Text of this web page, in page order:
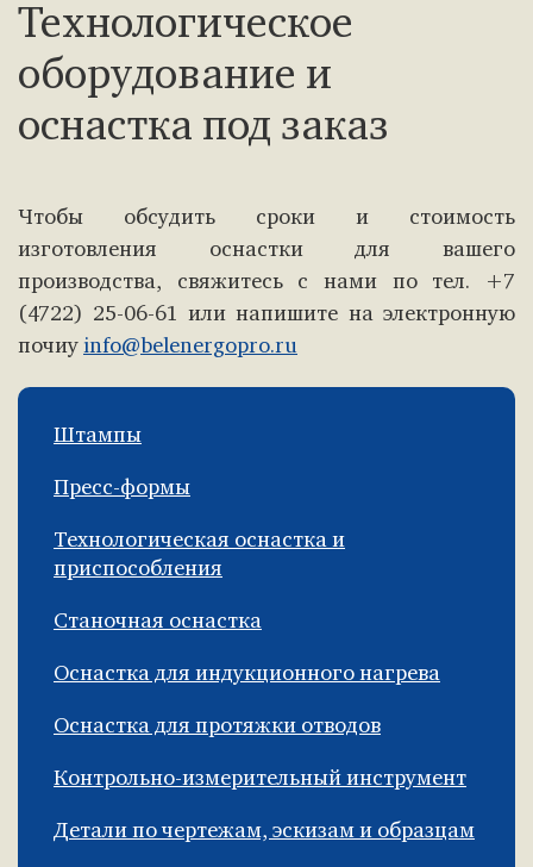
Технологическое
оборудование и
оснастка под заказ
Чтобы обсудить сроки и стоимость
изготовления оснастки для вашего
производства, свяжитесь с нами по тел. +7
(4722) 25-06-61 или напишите на электронную
почиу info@belenergopro.ru
Штампы
Пресс-формы
Технологическая оснастка и
приспособления
Станочная оснастка
Оснастка для индукционного нагрева
Оснастка для протяжки отводов
Контрольно-измерительный инструмент
Детали по чертежам, эскизам и образцам